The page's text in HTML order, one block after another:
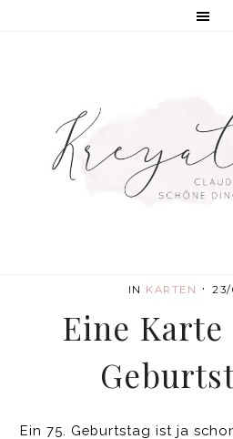
IN KARTEN ·23/
Eine Karte
Ein 75. Geburtstag ist ja